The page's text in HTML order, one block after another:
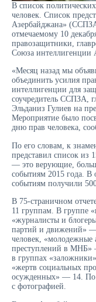
В список
человек. Список
Азербайджана»
отмечаемому 10
правозащитники,
Союза интеллигенции
«Месяц назад мы
объединить усилия
интеллигенции для
соучредитель ССПЗА,
Эльданиз Гулиев на
Мероприятие было
дню прав человека,
По его словам, к
представил список из
— это верующие,
событиям 2015 года. B
событиям получили
В 75-страничном
11 группам. В группе
«журналисты и
партий и движений»
человек,
преступлений в МНБ»
в группах
«жертв социальных
осужденных» — 14. По
с фотографией.